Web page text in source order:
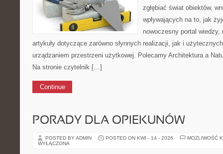
zgłębiać świat obiektów,
wpływających na to, jak
nowoczesny portal
artykuły dotyczące zarówno słynnych realizacji, jak i
urządzaniem przestrzeni użytkowej. Polecamy Architektura a
Na stronie czytelnik […]
Continue
PORADY DLA OPIEKUNÓW
POSTED BY ADMIN POSTED ON KWI - 14 - 2026
MOŻLIWOŚĆ
WYŁĄCZONA